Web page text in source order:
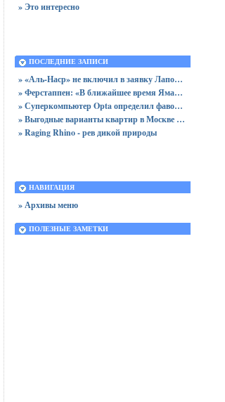
» Это интересно
ПОСЛЕДНИЕ ЗАПИСИ
» «Аль-Наср» не включил в заявку Лапорта после срыва трансфера в «Атлетик»
» Ферстаппен: «В ближайшее время Ямаль получит «Золотой мяч»
» Суперкомпьютер Opta определил фаворитов Лиги чемпионов 2025/2026
» Выгодные варианты квартир в Москве с доступными ценами для покупки без переплат
» Raging Rhino - рев дикой природы
НАВИГАЦИЯ
» Архивы меню
ПОЛЕЗНЫЕ ЗАМЕТКИ